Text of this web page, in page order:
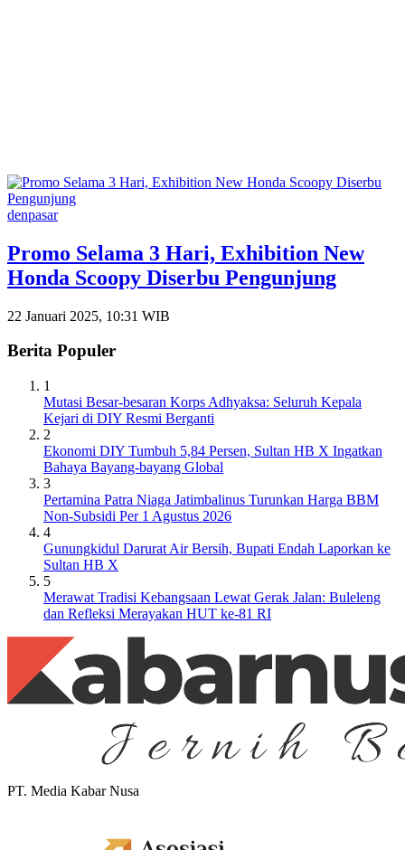
denpasar
Promo Selama 3 Hari, Exhibition New
Honda Scoopy Diserbu Pengunjung
22 Januari 2025, 10:31 WIB
Berita Populer
1
Mutasi Besar-besaran Korps Adhyaksa: Seluruh Kepala
Kejari di DIY Resmi Berganti
2
Ekonomi DIY Tumbuh 5,84 Persen, Sultan HB X Ingatkan
Bahaya Bayang-bayang Global
3
Pertamina Patra Niaga Jatimbalinus Turunkan Harga BBM
Non-Subsidi Per 1 Agustus 2026
4
Gunungkidul Darurat Air Bersih, Bupati Endah Laporkan ke
Sultan HB X
5
Merawat Tradisi Kebangsaan Lewat Gerak Jalan: Buleleng
dan Refleksi Merayakan HUT ke-81 RI
PT. Media Kabar Nusa